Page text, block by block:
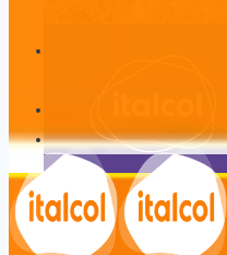
Sales Mineralizadas
LÍNEA